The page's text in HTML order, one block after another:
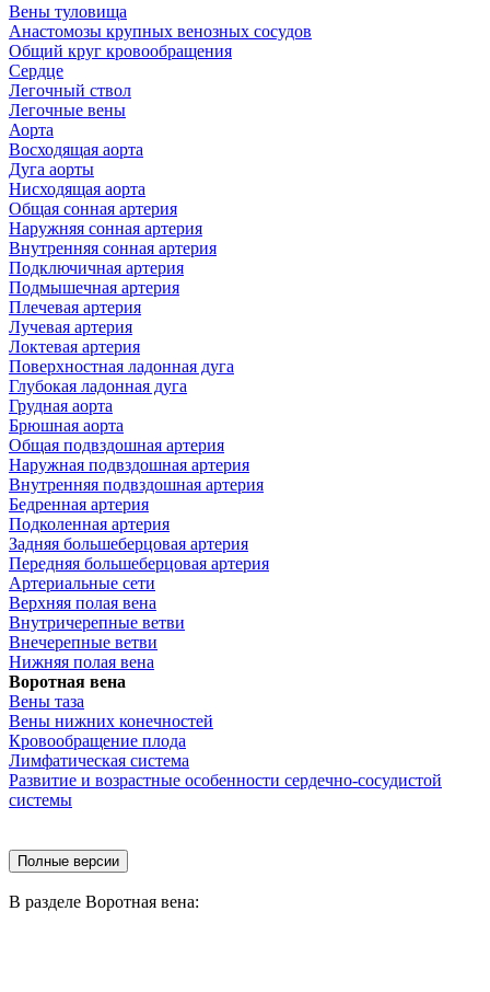
Вены туловища
Анастомозы крупных венозных сосудов
Общий круг кровообращения
Сердце
Легочный ствол
Легочные вены
Аорта
Восходящая аорта
Дуга аорты
Нисходящая аорта
Общая сонная артерия
Наружняя сонная артерия
Внутренняя сонная артерия
Подключичная артерия
Подмышечная артерия
Плечевая артерия
Лучевая артерия
Локтевая артерия
Поверхностная ладонная дуга
Глубокая ладонная дуга
Грудная аорта
Брюшная аорта
Общая подвздошная артерия
Наружная подвздошная артерия
Внутренняя подвздошная артерия
Бедренная артерия
Подколенная артерия
Задняя большеберцовая артерия
Передняя большеберцовая артерия
Артериальные сети
Верхняя полая вена
Внутричерепные ветви
Внечерепные ветви
Нижняя полая вена
Воротная вена
Вены таза
Вены нижних конечностей
Кровообращение плода
Лимфатическая система
Развитие и возрастные особенности сердечно-сосудистой
системы
В разделе Воротная вена: